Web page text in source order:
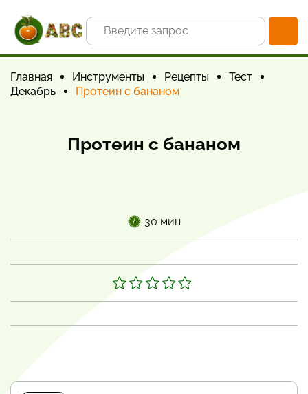
Главная Инструменты Рецепты
Тест
Декабрь
Протеин с бананом
Протеин с бананом
30 мин